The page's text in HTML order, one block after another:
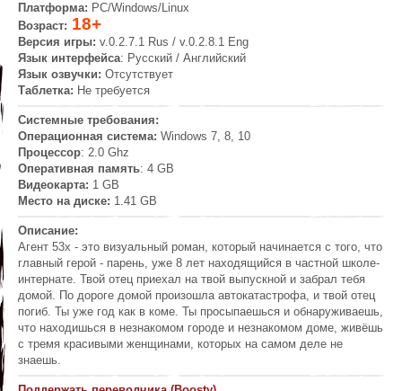
Платформа: PC/Windows/Linux
Возраст: 18+
Версия игры: v.0.2.7.1 Rus / v.0.2.8.1 Eng
Язык интерфейса: Русский / Английский
Язык озвучки: Отсутствует
Таблетка: Не требуется
Системные требования:
Операционная система: Windows 7, 8, 10
Процессор: 2.0 Ghz
Оперативная память: 4 GB
Видеокарта: 1 GB
Место на диске: 1.41 GB
Описание:
Агент 53x - это визуальный роман, который начинается с того, что
главный герой - парень, уже 8 лет находящийся в частной школе-
интернате. Твой отец приехал на твой выпускной и забрал тебя
домой. По дороге домой произошла автокатастрофа, и твой отец
погиб. Ты уже год как в коме. Ты просыпаешься и обнаруживаешь,
что находишься в незнакомом городе и незнакомом доме, живёшь
с тремя красивыми женщинами, которых на самом деле не
знаешь.